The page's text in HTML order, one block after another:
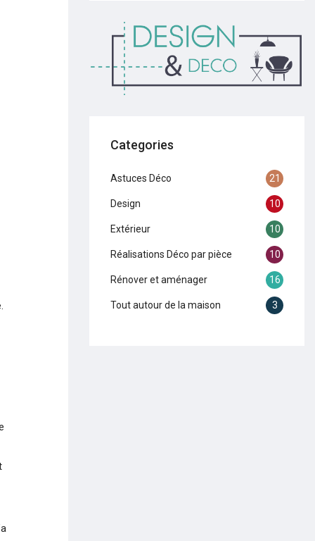
Categories
Astuces Déco 21
Design 10
Extérieur 10
Réalisations Déco par pièce 10
Rénover et aménager 16
Tout autour de la maison 3